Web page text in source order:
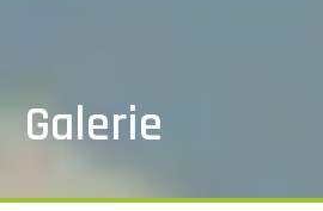
Galerie